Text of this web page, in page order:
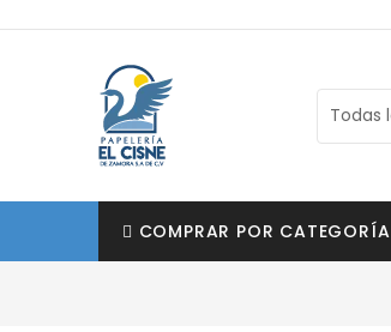
COMPRAR POR CATEGORÍA